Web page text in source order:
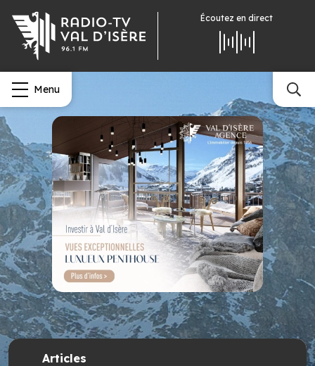
Écoutez en direct
Menu
Articles